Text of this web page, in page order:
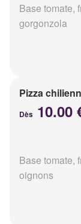
Base tomate,
gorgonzola
Pizza
Dès 10.00
Base tomate,
oignons